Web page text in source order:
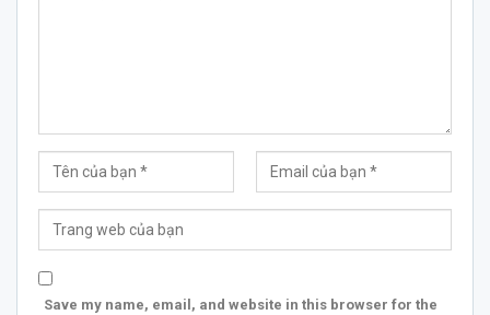
Save my name, email, and website in this browser for the